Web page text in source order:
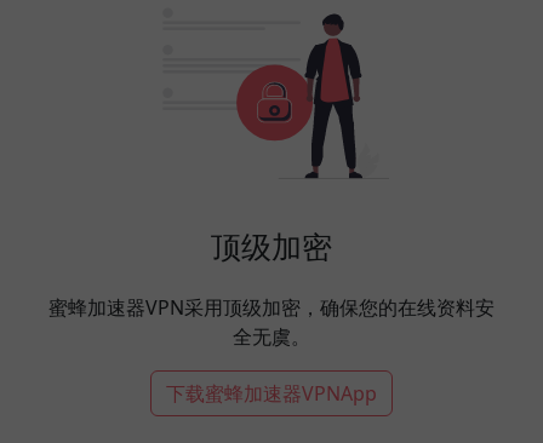
顶级加密
蜜蜂加速器VPN采用顶级加密，确保您的在线资料安
全无虞。
下载蜜蜂加速器VPNApp